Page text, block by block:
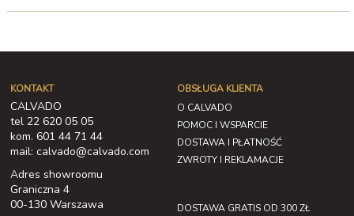
KONTAKT
CALVADO
tel 22 620 05 05
kom. 601 44 71 44
mail: calvado@calvado.com
Adres showroomu
Graniczna 4
00-130 Warszawa
OBSŁUGA KLIENTA
O CALVADO
POMOC I WSPARCIE
DOSTAWA I PŁATNOŚĆ
ZWROTY I REKLAMACJE
DOSTAWA GRATIS OD 300 ZŁ